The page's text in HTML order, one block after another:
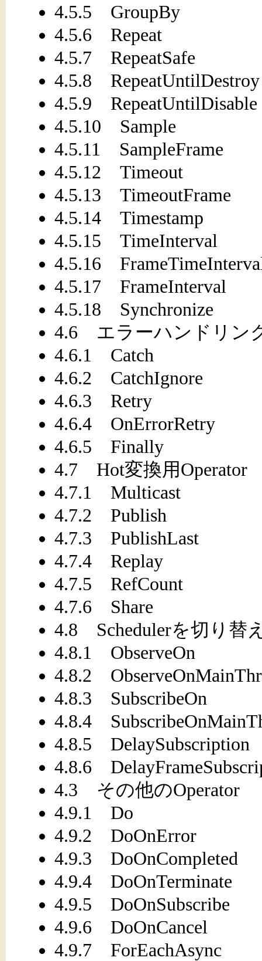
4.5.5 GroupBy
4.5.6 Repeat
4.5.7 RepeatSafe
4.5.8 RepeatUntilDestroy
4.5.9 RepeatUntilDisable
4.5.10 Sample
4.5.11 SampleFrame
4.5.12 Timeout
4.5.13 TimeoutFrame
4.5.14 Timestamp
4.5.15 TimeInterval
4.5.16
4.5.17 FrameInterval
4.5.18 Synchronize
4.6 エラーハンドリン
4.6.1 Catch
4.6.2 CatchIgnore
4.6.3 Retry
4.6.4 OnErrorRetry
4.6.5 Finally
4.7 Hot変換用Operator
4.7.1 Multicast
4.7.2 Publish
4.7.3 PublishLast
4.7.4 Replay
4.7.5 RefCount
4.7.6 Share
4.8 Schedulerを切り替
4.8.1 ObserveOn
4.8.2
4.8.3 SubscribeOn
4.8.4
4.8.5 DelaySubscription
4.8.6
4.3 その他のOperator
4.9.1 Do
4.9.2 DoOnError
4.9.3 DoOnCompleted
4.9.4 DoOnTerminate
4.9.5 DoOnSubscribe
4.9.6 DoOnCancel
4.9.7 ForEachAsync